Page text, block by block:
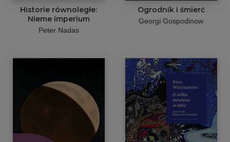
Historie równoległe:
Nieme imperium
Peter Nadas
Ogrodnik i śmierć
Georgi Gospodinow